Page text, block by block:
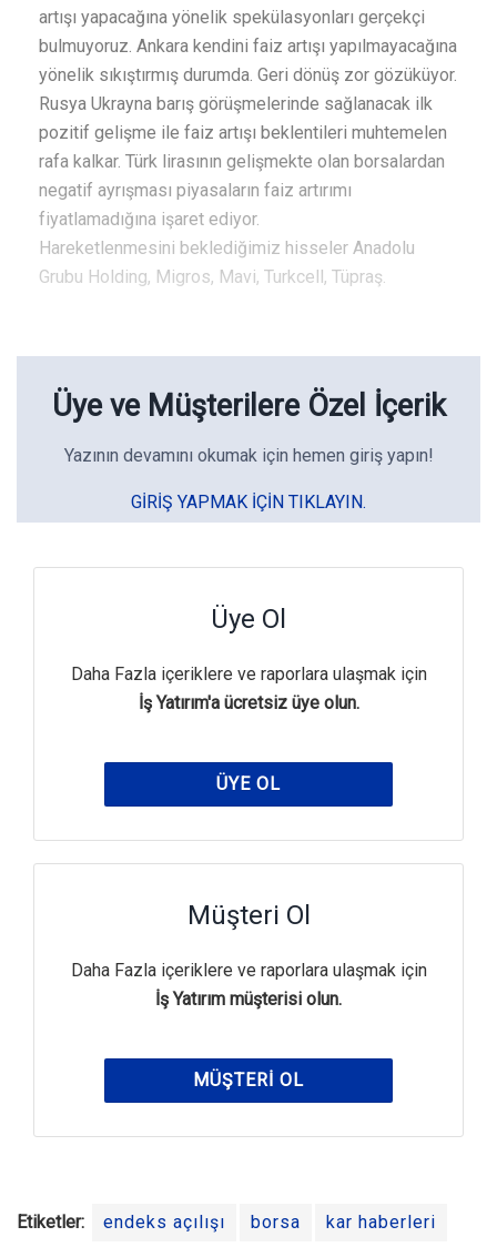
artışı yapacağına yönelik spekülasyonları gerçekçi
bulmuyoruz. Ankara kendini faiz artışı yapılmayacağına
yönelik sıkıştırmış durumda. Geri dönüş zor gözüküyor.
Rusya Ukrayna barış görüşmelerinde sağlanacak ilk
pozitif gelişme ile faiz artışı beklentileri muhtemelen
rafa kalkar. Türk lirasının gelişmekte olan borsalardan
negatif ayrışması piyasaların faiz artırımı
fiyatlamadığına işaret ediyor.
Hareketlenmesini beklediğimiz hisseler Anadolu
Grubu Holding, Migros, Mavi, Turkcell, Tüpraş.
Üye ve Müşterilere Özel İçerik
Yazının devamını okumak için hemen giriş yapın!
GIRIŞ YAPMAK IÇIN TIKLAYIN.
Üye Ol
Daha Fazla içeriklere ve raporlara ulaşmak için
İş Yatırım'a ücretsiz üye olun.
ÜYE OL
Müşteri Ol
Daha Fazla içeriklere ve raporlara ulaşmak için
İş Yatırım müşterisi olun.
MÜŞTERI OL
Etiketler: endeks açılışı borsa kar haberleri